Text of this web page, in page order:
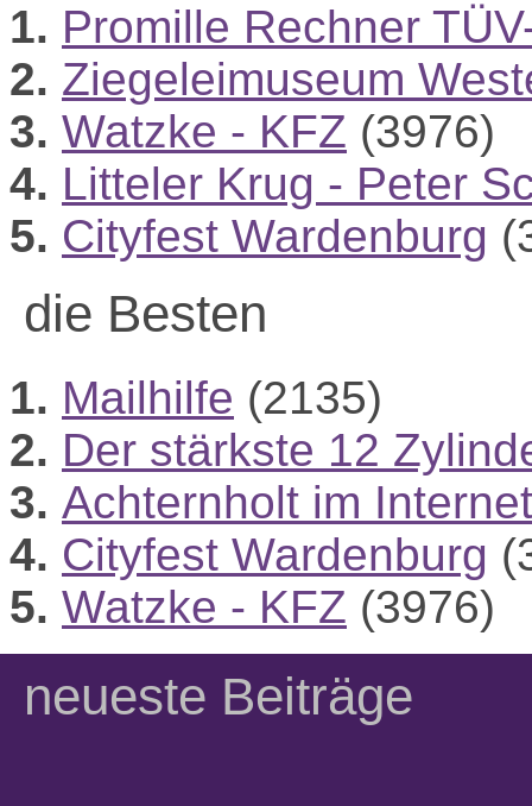
1. Promille Rechner
2. Ziegeleimuseum
3. Watzke - KFZ (3976)
4. Litteler Krug - Peter
5. Cityfest Wardenburg
die Besten
1. Mailhilfe (2135)
2. Der stärkste 12
3. Achternholt im Internet
4. Cityfest Wardenburg
5. Watzke - KFZ (3976)
neueste Beiträge